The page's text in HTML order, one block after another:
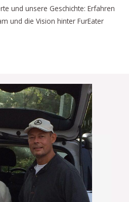
und unsere Geschichte: Erfahren
und die Vision hinter FurEater